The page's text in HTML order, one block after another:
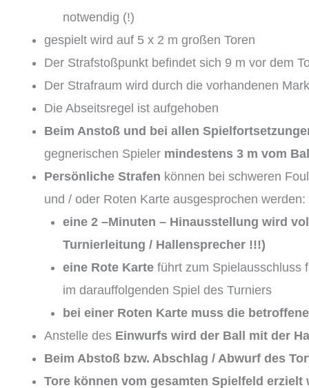
notwendig (!)
gespielt wird auf 5 x 2 m großen Toren
Der Strafstoßpunkt befindet sich 9 m vor dem
Der Strafraum wird durch die vorhandenen
Die Abseitsregel ist aufgehoben
Beim Anstoß und bei allen
gegnerischen Spieler mindestens 3 m vom
Persönliche Strafen können bei schweren
und / oder Roten Karte ausgesprochen werden:
eine 2 –Minuten – Hinausstellung wird
Turnierleitung / Hallensprecher !!!)
eine Rote Karte führt zum Spielausschluss
im darauffolgenden Spiel des Turniers
bei einer Roten Karte muss die
Anstelle des Einwurfs wird der Ball mit der
Beim Abstoß bzw. Abschlag / Abwurf des
Tore können vom gesamten Spielfeld erzielt